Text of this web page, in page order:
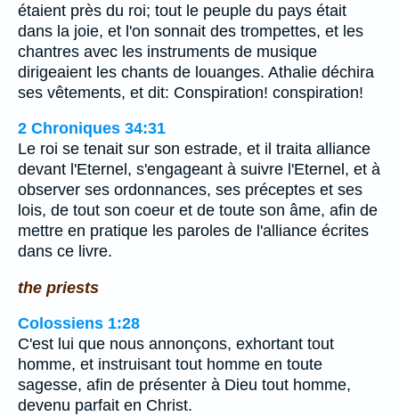
étaient près du roi; tout le peuple du pays était
dans la joie, et l'on sonnait des trompettes, et les
chantres avec les instruments de musique
dirigeaient les chants de louanges. Athalie déchira
ses vêtements, et dit: Conspiration! conspiration!
2 Chroniques 34:31
Le roi se tenait sur son estrade, et il traita alliance
devant l'Eternel, s'engageant à suivre l'Eternel, et à
observer ses ordonnances, ses préceptes et ses
lois, de tout son coeur et de toute son âme, afin de
mettre en pratique les paroles de l'alliance écrites
dans ce livre.
the priests
Colossiens 1:28
C'est lui que nous annonçons, exhortant tout
homme, et instruisant tout homme en toute
sagesse, afin de présenter à Dieu tout homme,
devenu parfait en Christ.